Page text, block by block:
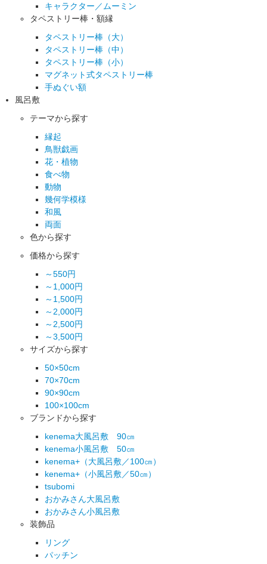
キャラクター／ムーミン
タペストリー棒・額縁
タペストリー棒（大）
タペストリー棒（中）
タペストリー棒（小）
マグネット式タペストリー棒
手ぬぐい額
風呂敷
テーマから探す
縁起
鳥獣戯画
花・植物
食べ物
動物
幾何学模様
和風
両面
色から探す
価格から探す
～550円
～1,000円
～1,500円
～2,000円
～2,500円
～3,500円
サイズから探す
50×50cm
70×70cm
90×90cm
100×100cm
ブランドから探す
kenema大風呂敷 90㎝
kenema小風呂敷 50㎝
kenema+（大風呂敷／100㎝）
kenema+（小風呂敷／50㎝）
tsubomi
おかみさん大風呂敷
おかみさん小風呂敷
装飾品
リング
パッチン